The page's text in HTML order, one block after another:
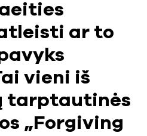
ar to
vieni iš
tarptautinės
„Forgiving